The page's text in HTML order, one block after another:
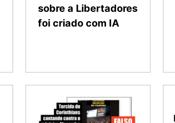
sobre a Libertadores
foi criado com IA